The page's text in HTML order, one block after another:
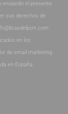
enviando el presente
sus derechos de
en los
de email marketing
en España.